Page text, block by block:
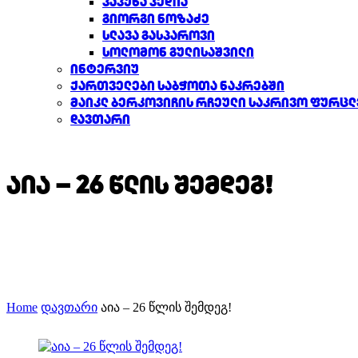
გიორგი ნოზაძე
სლავა გასპაროვი
სოლომონ გულისაშვილი
ინტერვიუ
ქართველები საბჭოთა ნაკრებში
მაიკლ ბერკოვიჩის რჩეული საკრივო
დავთარი
აია – 26 წლის შემდეგ!
Home დავთარი აია – 26 წლის შემდეგ!